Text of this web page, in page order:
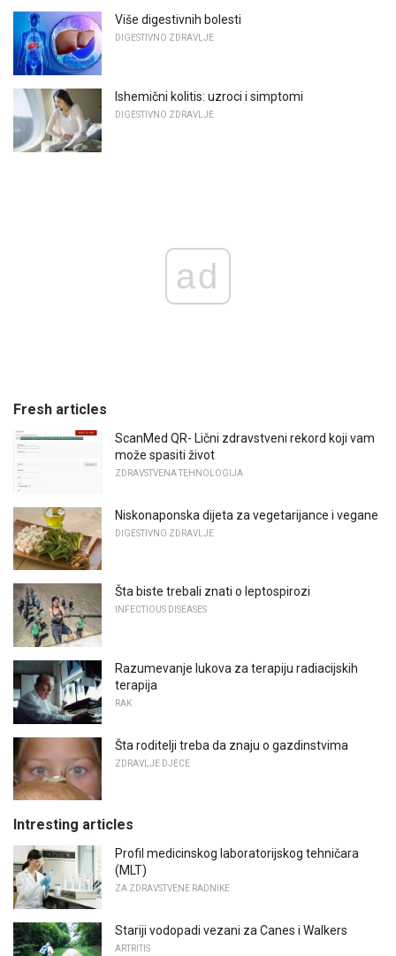
Više digestivnih bolesti
DIGESTIVNO ZDRAVLJE
Ishemični kolitis: uzroci i simptomi
DIGESTIVNO ZDRAVLJE
ad
Fresh articles
ScanMed QR- Lični zdravstveni rekord koji vam
može spasiti život
ZDRAVSTVENA TEHNOLOGIJA
Niskonaponska dijeta za vegetarijance i vegane
DIGESTIVNO ZDRAVLJE
Šta biste trebali znati o leptospirozi
INFECTIOUS DISEASES
Razumevanje lukova za terapiju radiacijskih
terapija
RAK
Šta roditelji treba da znaju o gazdinstvima
ZDRAVLJE DJECE
Intresting articles
Profil medicinskog laboratorijskog tehničara
(MLT)
ZA ZDRAVSTVENE RADNIKE
Stariji vodopadi vezani za Canes i Walkers
ARTRITIS